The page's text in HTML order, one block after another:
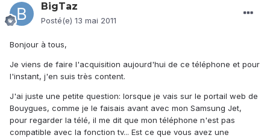
BigTaz
Posté(e) 13 mai 2011
Bonjour à tous,
Je viens de faire l'acquisition aujourd'hui de ce téléphone et pour
l'instant, j'en suis très content.
J'ai juste une petite question: lorsque je vais sur le portail web de
Bouygues, comme je le faisais avant avec mon Samsung Jet,
pour regarder la télé, il me dit que mon téléphone n'est pas
compatible avec la fonction tv... Est ce que vous avez une